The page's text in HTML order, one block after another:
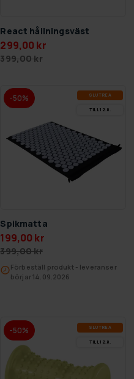
React hållningsväst
299,00 kr
399,00 kr
-50% SLUT­REA
TILL 12.8.
Spikmatta
199,00 kr
399,00 kr
Förbeställ produkt - leveranser
börjar 14.09.2026
-50% SLUT­REA
TILL 12.8.